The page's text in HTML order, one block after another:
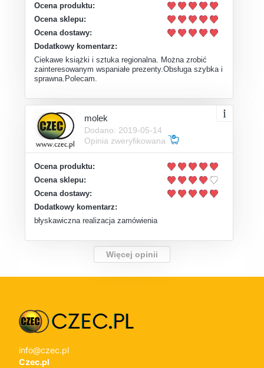
Ocena produktu:
Ocena sklepu:
Ocena dostawy:
Dodatkowy komentarz:
Ciekawe książki i sztuka regionalna. Można zrobić
zainteresowanym wspaniałe prezenty.Obsługa szybka i
sprawna.Polecam.
molek
Dodano: 2019-05-14
Opinia zweryfikowana
Ocena produktu:
Ocena sklepu:
Ocena dostawy:
Dodatkowy komentarz:
błyskawiczna realizacja zamówienia
Więcej opinii
info@czec.pl
Czec.pl